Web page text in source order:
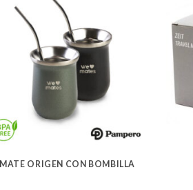
MATE ORIGEN CON BOMBILLA